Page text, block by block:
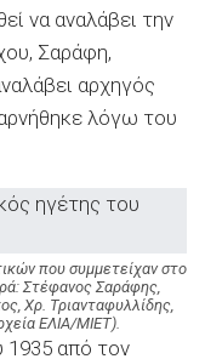
να αναλάβει την
Σαράφη,
αρχηγός
λόγω του
που συμμετείχαν στο
Στέφανος Σαράφης,
Χρ. Τριανταφυλλίδης,
ΕΛΙΑ/ΜΙΕΤ).
1935 από τον